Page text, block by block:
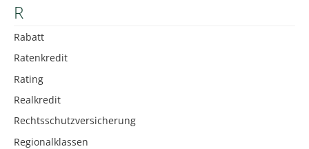
R
Rabatt
Ratenkredit
Rating
Realkredit
Rechtsschutzversicherung
Regionalklassen